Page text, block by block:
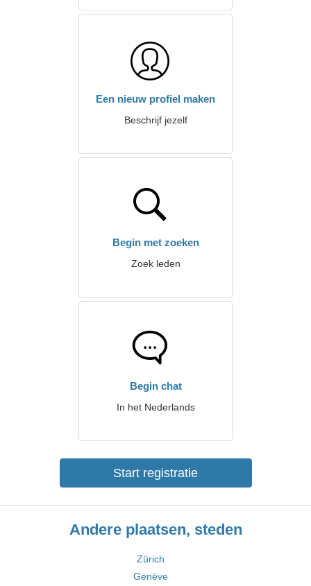
Een nieuw profiel maken
Beschrijf jezelf
Begin met zoeken
Zoek leden
Begin chat
In het Nederlands
Start registratie
Andere plaatsen, steden
Zürich
Genève